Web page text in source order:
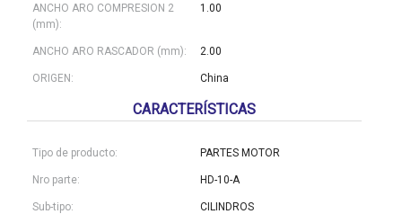
ANCHO ARO COMPRESION 2
(mm):
1.00
ANCHO ARO RASCADOR (mm): 2.00
ORIGEN: China
CARACTERÍSTICAS
Tipo de producto: PARTES MOTOR
Nro parte: HD-10-A
Sub-tipo: CILINDROS